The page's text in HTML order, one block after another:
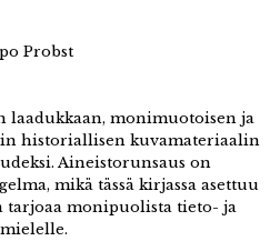
Probst
monimuotoisen ja
historiallisen kuvamateriaalin
Aineistorunsaus on
mikä tässä kirjassa asettuu
monipuolista tieto- ja